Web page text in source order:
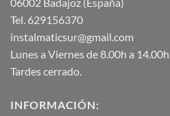
Tel. 629156370
instalmaticsur@gmail.com
Lunes a Viernes de 8.00h a
Tardes cerrado.
INFORMACIÓN: